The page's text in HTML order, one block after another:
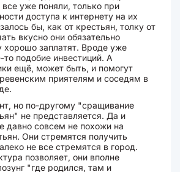
уже поняли, только при
доступа к интернету на их
бы, как от крестьян, толку от
вкусно они обязательно
хорошо заплатят. Вроде уже
подобие инвестиций. А
ещё, может быть, и помогут
приятелям и соседям в
но по-другому "сращивание
не представляется. Да и
давно совсем не похожи на
Они стремятся получить
не все стремятся в город.
позволяет, они вполне
"где родился, там и